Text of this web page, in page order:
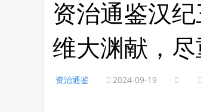
资治通鉴汉
维大渊献，
资治通鉴 2024-09-19